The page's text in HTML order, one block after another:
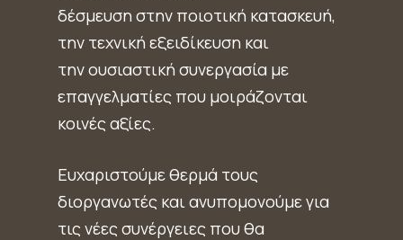
δέσμευση στην ποιοτική κατασκευή,
την τεχνική εξειδίκευση και
την ουσιαστική συνεργασία με
επαγγελματίες που μοιράζονται
κοινές αξίες.
Ευχαριστούμε θερμά τους
διοργανωτές και ανυπομονούμε για
τις νέες συνέργειες που θα